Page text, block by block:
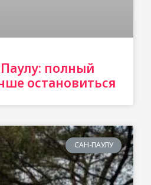
полный
остановиться
САН-ПАУЛУ